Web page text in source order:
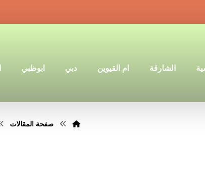
الشارقة ام القيوين دبي ابوظبي
صفحة المقالات